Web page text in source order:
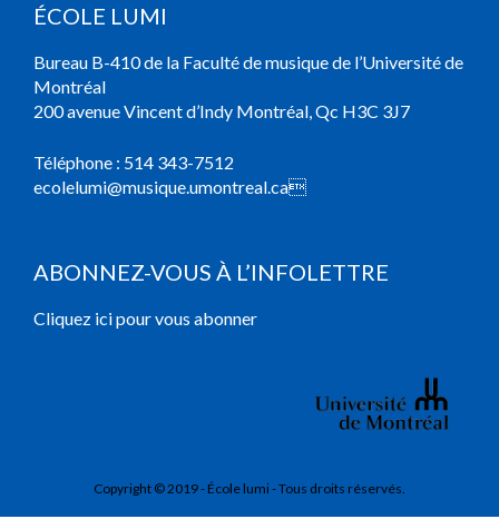
ÉCOLE LUMI
Bureau B-410 de la Faculté de musique de l’Université de
Montréal
200 avenue Vincent d’Indy Montréal, Qc H3C 3J7
Téléphone : 514 343-7512
ecolelumi@musique.umontreal.ca
ABONNEZ-VOUS À L’INFOLETTRE
Cliquez ici pour vous abonner
Copyright © 2019 - École lumi - Tous droits réservés.